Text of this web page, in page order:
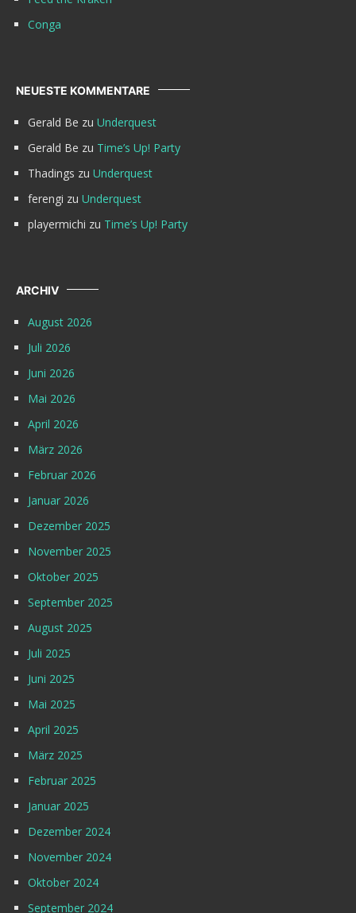
Conga
NEUESTE KOMMENTARE
Gerald Be zu Underquest
Gerald Be zu Time’s Up! Party
Thadings zu Underquest
ferengi zu Underquest
playermichi zu Time’s Up! Party
ARCHIV
August 2026
Juli 2026
Juni 2026
Mai 2026
April 2026
März 2026
Februar 2026
Januar 2026
Dezember 2025
November 2025
Oktober 2025
September 2025
August 2025
Juli 2025
Juni 2025
Mai 2025
April 2025
März 2025
Februar 2025
Januar 2025
Dezember 2024
November 2024
Oktober 2024
September 2024